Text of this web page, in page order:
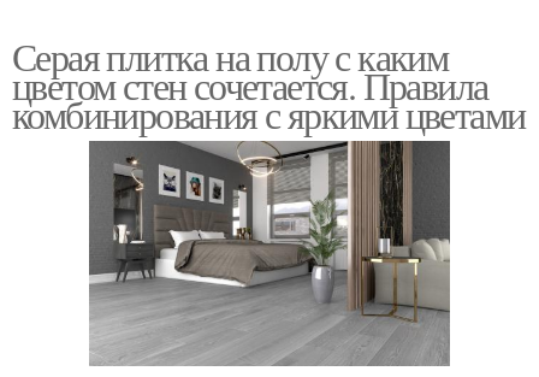
Серая плитка на полу с каким
цветом стен сочетается. Правила
комбинирования с яркими цветами